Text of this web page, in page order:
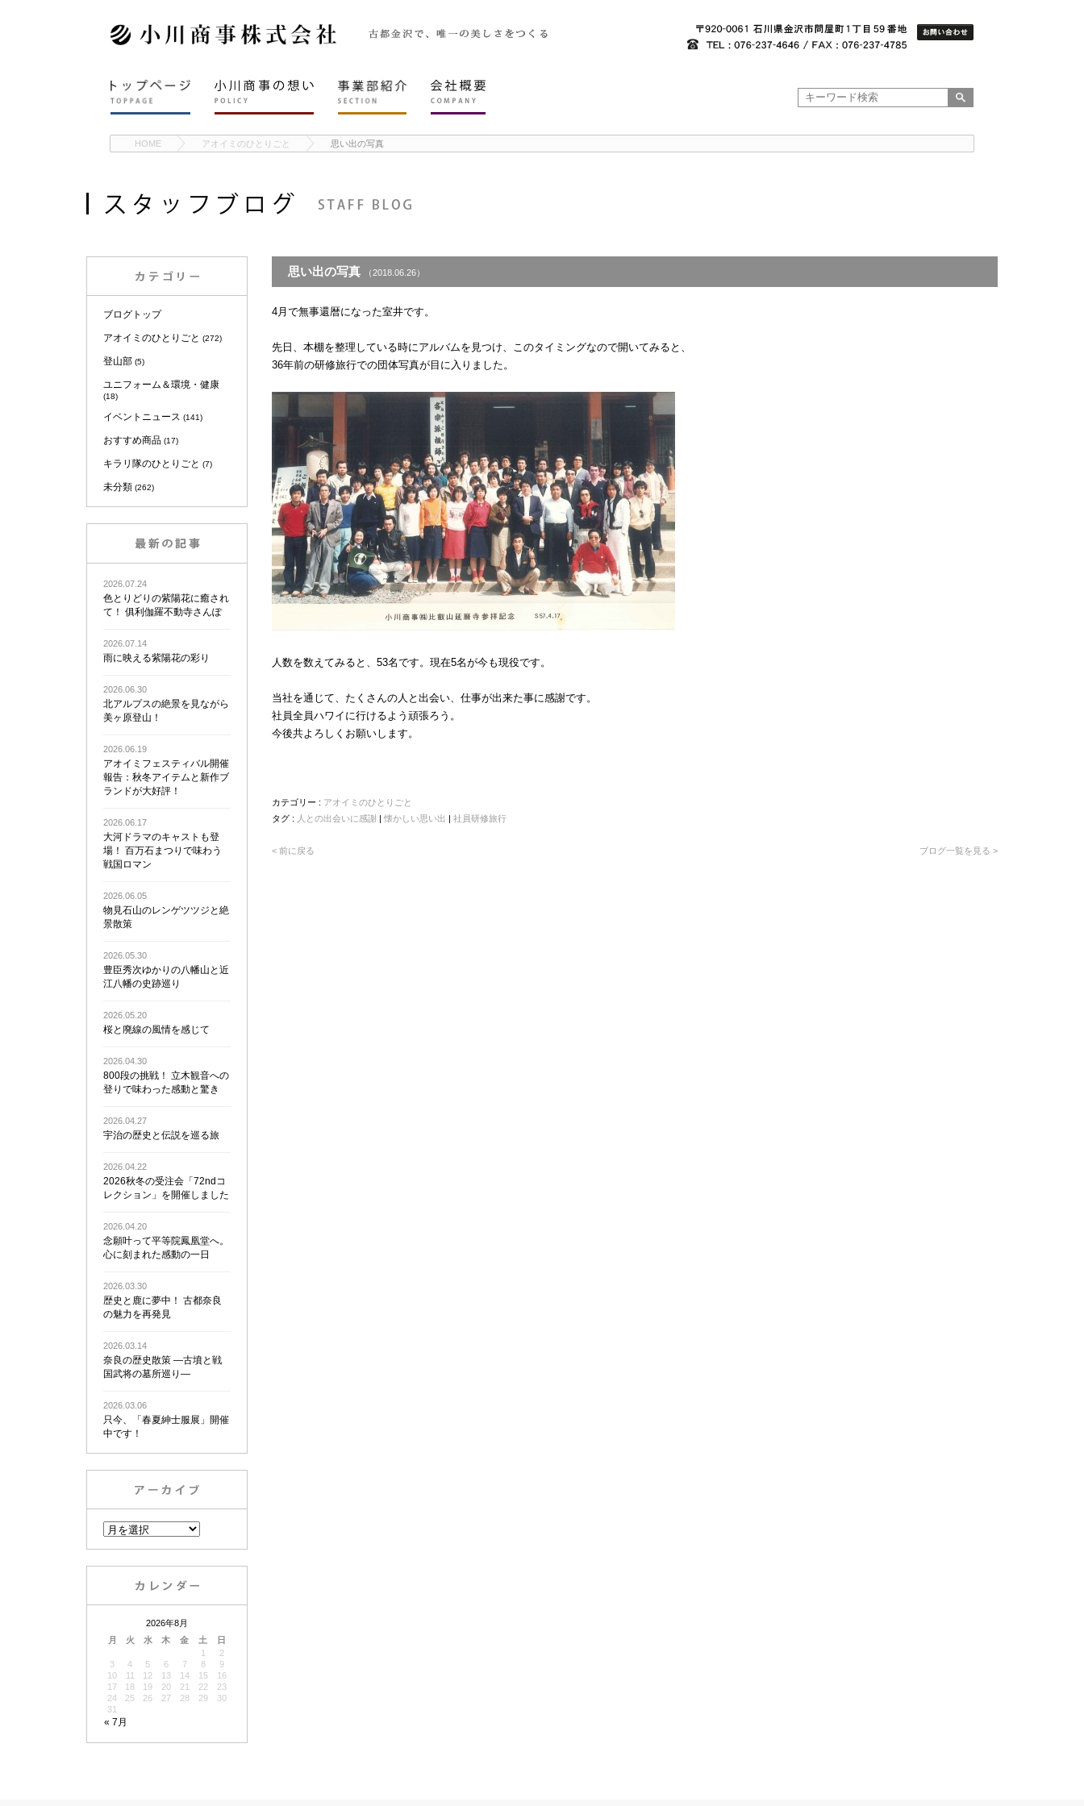
HOME アオイミのひとりごと 思い出の写真
ブログトップ
アオイミのひとりごと (272)
登山部 (5)
ユニフォーム＆環境・健康
(18)
イベントニュース (141)
おすすめ商品 (17)
キラリ隊のひとりごと (7)
未分類 (262)
2026.07.24
色とりどりの紫陽花に癒され
て！ 俱利伽羅不動寺さんぽ
2026.07.14
雨に映える紫陽花の彩り
2026.06.30
北アルプスの絶景を見ながら
美ヶ原登山！
2026.06.19
アオイミフェスティバル開催
報告：秋冬アイテムと新作ブ
ランドが大好評！
2026.06.17
大河ドラマのキャストも登
場！ 百万石まつりで味わう
戦国ロマン
2026.06.05
物見石山のレンゲツツジと絶
景散策
2026.05.30
豊臣秀次ゆかりの八幡山と近
江八幡の史跡巡り
2026.05.20
桜と廃線の風情を感じて
2026.04.30
800段の挑戦！ 立木観音への
登りで味わった感動と驚き
2026.04.27
宇治の歴史と伝説を巡る旅
2026.04.22
2026秋冬の受注会「72ndコ
レクション」を開催しました
2026.04.20
念願叶って平等院鳳凰堂へ。
心に刻まれた感動の一日
2026.03.30
歴史と鹿に夢中！ 古都奈良
の魅力を再発見
2026.03.14
奈良の歴史散策 ―古墳と戦
国武将の墓所巡り―
2026.03.06
只今、「春夏紳士服展」開催
中です！
2026年8月
月
火 水 木 金 土 日
« 7月
1
2
3
4 5 6 7 8
9
10
11 12 13 14 15
16
17
18 19 20 21 22
23
24
25 26 27 28 29
30
31
思い出の写真 （2018.06.26）
4月で無事還暦になった室井です。
先日、本棚を整理している時にアルバムを見つけ、このタイミングなので開いてみると、
36年前の研修旅行での団体写真が目に入りました。
人数を数えてみると、53名です。現在5名が今も現役です。
当社を通じて、たくさんの人と出会い、仕事が出来た事に感謝です。
社員全員ハワイに行けるよう頑張ろう。
今後共よろしくお願いします。
カテゴリー : アオイミのひとりごと
タグ : 人との出会いに感謝 | 懐かしい思い出 | 社員研修旅行
< 前に戻る ブログ一覧を見る >